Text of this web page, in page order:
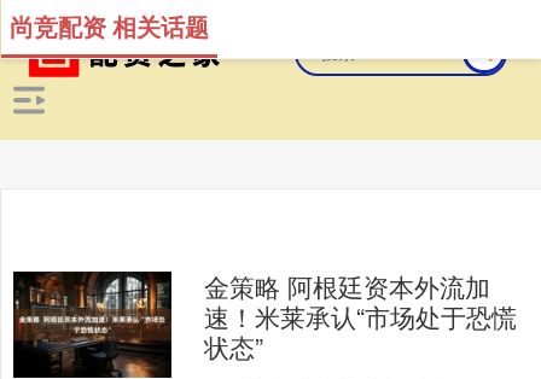
尚竞配资 相关话题
金策略 阿根廷资本外流加
速！米莱承认“市场处于恐慌
状态”